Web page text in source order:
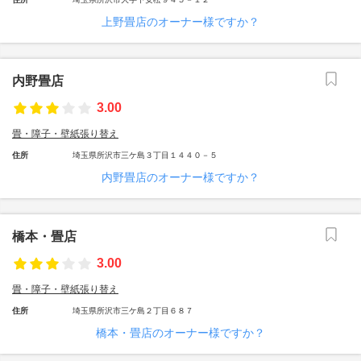
上野畳店のオーナー様ですか？
内野畳店
3.00
畳・障子・壁紙張り替え
住所 埼玉県所沢市三ケ島３丁目１４４０－５
内野畳店のオーナー様ですか？
橋本・畳店
3.00
畳・障子・壁紙張り替え
住所 埼玉県所沢市三ケ島２丁目６８７
橋本・畳店のオーナー様ですか？